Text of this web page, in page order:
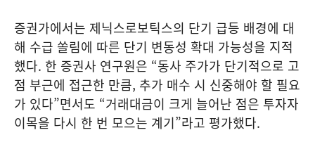
증권가에서는 제닉스로보틱스의 단기 급등 배경에 대
해 수급 쏠림에 따른 단기 변동성 확대 가능성을 지적
했다. 한 증권사 연구원은 “동사 주가가 단기적으로 고
점 부근에 접근한 만큼, 추가 매수 시 신중해야 할 필요
가 있다”면서도 “거래대금이 크게 늘어난 점은 투자자
이목을 다시 한 번 모으는 계기”라고 평가했다.